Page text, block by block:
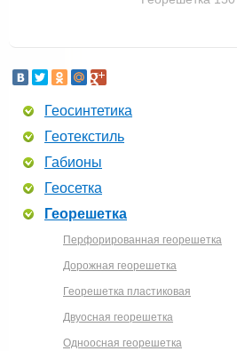
Геосинтетика
Геотекстиль
Габионы
Геосетка
Георешетка
Перфорированная георешетка
Дорожная георешетка
Георешетка пластиковая
Двуосная георешетка
Одноосная георешетка